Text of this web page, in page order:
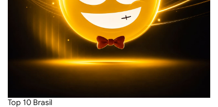
Top 10 Brasil